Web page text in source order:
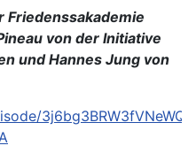
Friedenssakademie
von der Initiative
und Hannes Jung von